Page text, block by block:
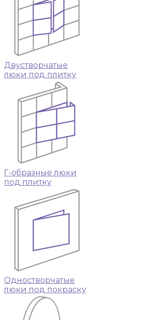
Двустворчатые
люки под плитку
Г-образные люки
под плитку
Одностворчатые
люки под покраску